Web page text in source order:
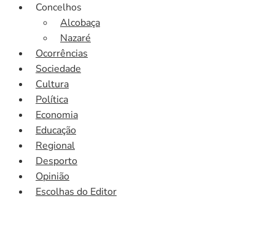
Concelhos
Alcobaça
Nazaré
Ocorrências
Sociedade
Cultura
Política
Economia
Educação
Regional
Desporto
Opinião
Escolhas do Editor